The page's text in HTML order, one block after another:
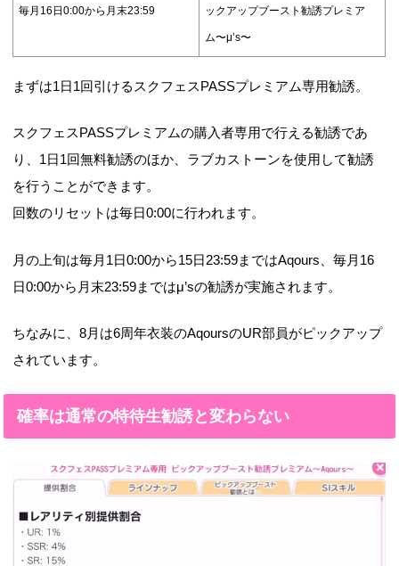
毎月16日0:00から月末23:59 ックアップブースト勧誘プレミア
ム〜μ’s〜
まずは1日1回引けるスクフェスPASSプレミアム専用勧誘。
スクフェスPASSプレミアムの購入者専用で行える勧誘であ
り、1日1回無料勧誘のほか、ラブカストーンを使用して勧誘
を行うことができます。
回数のリセットは毎日0:00に行われます。
月の上旬は毎月1日0:00から15日23:59まではAqours、毎月16
日0:00から月末23:59まではμ’sの勧誘が実施されます。
ちなみに、8月は6周年衣装のAqoursのUR部員がピックアップ
されています。
確率は通常の特待生勧誘と変わらない